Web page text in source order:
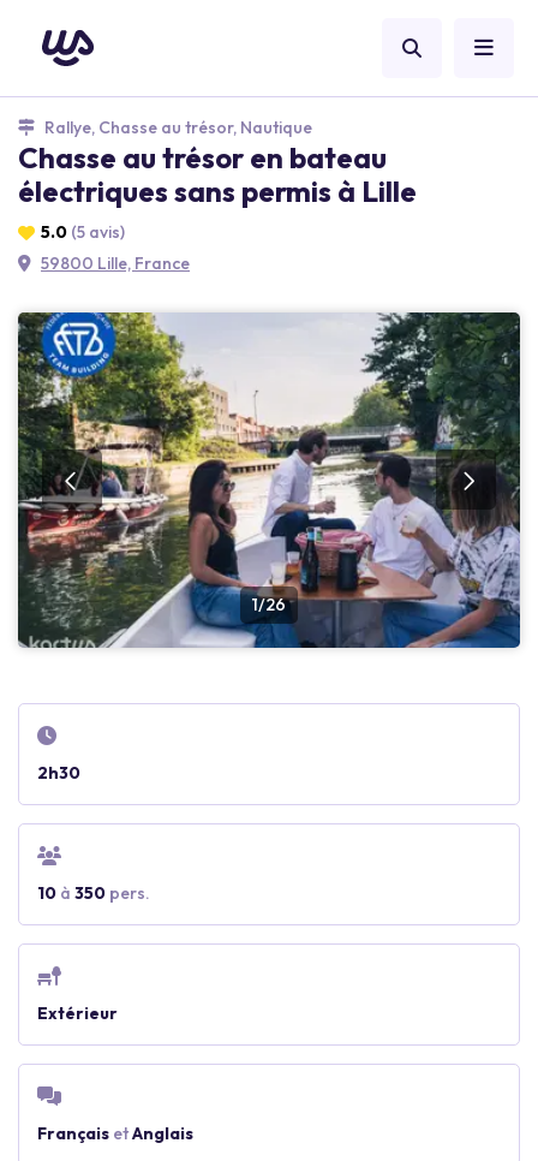
Rallye, Chasse au trésor, Nautique
Chasse au trésor en bateau
électriques sans permis à Lille
5.0 (5 avis)
59800 Lille, France
1/26
2h30
10 à 350 pers.
Extérieur
Français etAnglais